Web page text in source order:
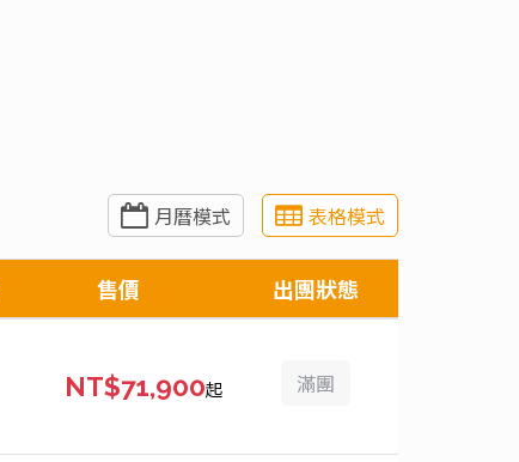
月曆模式 表格模式
售價 出團狀態
NT$71,900起 滿團